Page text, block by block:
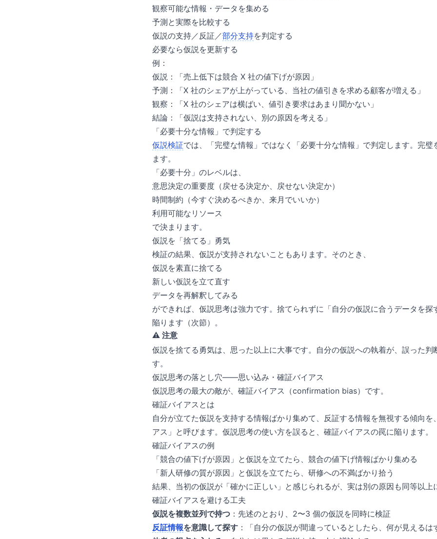
観察可能な情報・データを集める
予測と実際を比較する
仮説の支持／反証／部分支持を判定する
必要なら仮説を更新する
例：
仮説：「売上低下は競合 X 社の値下げが原因」
予測：「X 社のシェアが上がっている、当社の値引きを求める顧客が増える」
観察：「X 社のシェアは横ばい、値引き要求はあまり聞かない」
結論：「仮説は支持されない、別の原因を考える」
「必要十分な情報」で判定する
仮説検証では、「完璧な情報」ではなく「必要十分な情報」で判定します。完璧
ます。
「必要十分」のレベルは、
意思決定の重要度（戻せる決定か、戻せない決定か）
時間制約（今すぐ決めるべきか、来月でいいか）
利用可能なリソース
で決まります。
仮説を「捨てる」勇気
検証の結果、仮説が支持されないこともあります。そのとき、
仮説を素直に捨てる
新しい仮説を立て直す
データを再解釈してみる
ができれば、仮説思考は強力です。捨てられずに「自分の仮説に合うデータを探
陥ります（次節）。
⚠️ 注意
仮説を捨てる勇気は、思った以上に大事です。自分の仮説への執着が、誤った判
す。
仮説思考の落とし穴——思い込み・確証バイアス
仮説思考の最大の敵が、確証バイアス（confirmation bias）です。
確証バイアスとは
自分が立てた仮説を支持する情報ばかり集めて、反証する情報を無視する傾向を
アス」と呼びます。仮説思考の使い方を誤ると、確証バイアスの罠に陥ります。
確証バイアスの例
「競合の値下げが原因」と仮説を立てたら、競合の値下げ情報ばかり集める
「新人研修の質が原因」と仮説を立てたら、研修への不満ばかり拾う
結果、当初の仮説が「確かに正しい」と感じられるが、実は別の原因も同等以上
確証バイアスを避ける工夫
仮説を複数並列で持つ ：先述のとおり、2〜3 個の仮説を同時に検証
反証情報を意識して探す ：「自分の仮説が間違っているとしたら、何が見えるは